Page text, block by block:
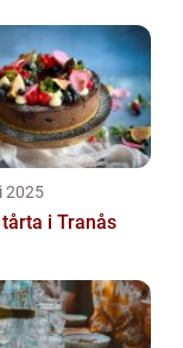
2025
i Tranås